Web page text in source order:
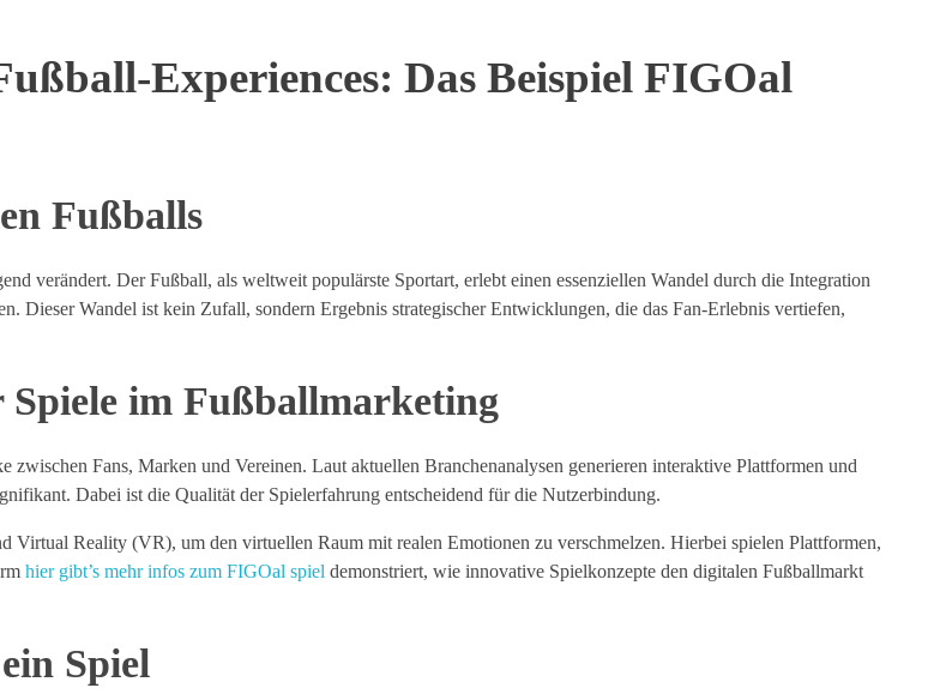
Experiences: Das Beispiel FIGOal
Fußballs
verändert. Der Fußball, als weltweit populärste Sportart, erlebt einen essenziellen Wandel durch die Integration
Dieser Wandel ist kein Zufall, sondern Ergebnis strategischer Entwicklungen, die das Fan-Erlebnis vertiefen,
im Fußballmarketing
Fans, Marken und Vereinen. Laut aktuellen Branchenanalysen generieren interaktive Plattformen und
Dabei ist die Qualität der Spielerfahrung entscheidend für die Nutzerbindung.
Reality (VR), um den virtuellen Raum mit realen Emotionen zu verschmelzen. Hierbei spielen Plattformen,
hier gibt’s mehr infos zum FIGOal spiel demonstriert, wie innovative Spielkonzepte den digitalen Fußballmarkt
Spiel